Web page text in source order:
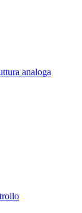
analoga